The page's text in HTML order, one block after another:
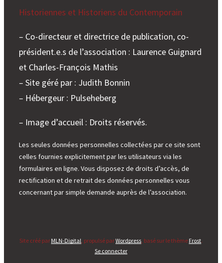
Historiennes et Historiens du Contemporain
– Co-directeur et directrice de publication, co-
président.e.s de l’association : Laurence Guignard
et Charles-François Mathis
– Site géré par : Judith Bonnin
– Hébergeur : Pulseheberg
– Image d’accueil : Droits réservés.
Les seules données personnelles collectées par ce site sont
celles fournies explicitement par les utilisateurs via les
formulaires en ligne. Vous disposez de droits d’accès, de
rectification et de retrait des données personnelles vous
concernant par simple demande auprès de l’association.
Site créé par MLN-Digital, propulsé parWordpress, basé sur le thème Frost.
Se connecter